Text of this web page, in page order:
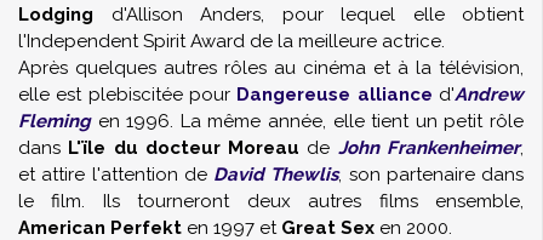
Lodging d'Allison Anders, pour lequel elle obtient
l'Independent Spirit Award de la meilleure actrice.
Après quelques autres rôles au cinéma et à la télévision,
elle est plebiscitée pour Dangereuse alliance d'Andrew
Flemingen 1996. La même année, elle tient un petit rôle
dans L'ïle du docteur Moreau de John Frankenheimer,
et attire l'attention de David Thewlis, son partenaire dans
le film. Ils tourneront deux autres films ensemble,
American Perfekt en 1997 et Great Sex en 2000.